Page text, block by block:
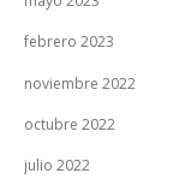
febrero 2023
noviembre 2022
octubre 2022
julio 2022